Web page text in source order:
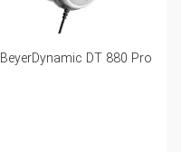
BeyerDynamic DT 880 Pro